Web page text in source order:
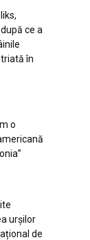
ce a
în
o
urșilor
de